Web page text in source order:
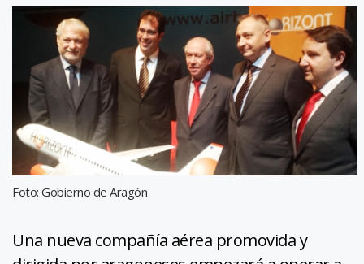
Foto: Gobierno de Aragón
Una nueva compañía aérea promovida y